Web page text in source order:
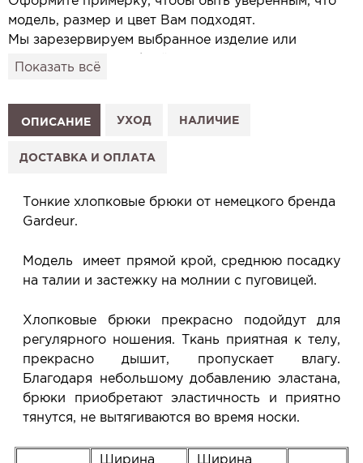
модель, размер и цвет Вам подходят.
Мы зарезервируем выбранное изделие или
привезём его в удобный для вас салон и
1. Выберите изделие на сайте.
2. Нажмите «Заказать примерку» и выберите салон.
3. Заполните форму и отправьте заявку.
сообщим, когда изделие будет готово к примерке.
Услуга бесплатная и ни к чему не обязывает: Вы
покупать или нет.
Планируйте визит в удобное для Вас время -
резерв действует 5 дней.
Показать всё
ОПИСАНИЕ УХОД НАЛИЧИЕ
ДОСТАВКА И ОПЛАТА
Тонкие хлопковые брюки от немецкого бренда
Gardeur.
Модель имеет прямой крой, среднюю посадку
на талии и застежку на молнии с пуговицей.
Хлопковые брюки прекрасно подойдут для
регулярного ношения. Ткань приятная к телу,
прекрасно дышит, пропускает влагу.
Благодаря небольшому добавлению эластана,
брюки приобретают эластичность и приятно
тянутся, не вытягиваются во время носки.
Ширина Ширина